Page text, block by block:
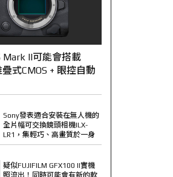
Mark II可能會搭載
式CMOS + 眼控自動
Sony發表適合安裝在無人機的
全片幅可交換鏡頭相機ILX-
LR1，集輕巧、高畫質於一身
疑似FUJIFILM GFX100 II實機
照流出！同時可能會有新的軟